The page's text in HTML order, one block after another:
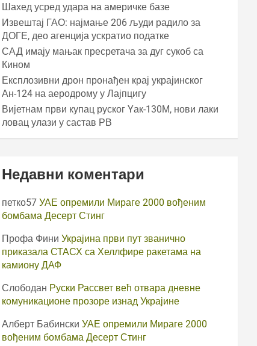
Шахед усред удара на америчке базе
Извештај ГАО: најмање 206 људи радило за
ДОГЕ, део агенција ускратио податке
САД имају мањак пресретача за дуг сукоб са
Кином
Експлозивни дрон пронађен крај украјинског
Ан-124 на аеродрому у Лајпцигу
Вијетнам први купац руског Yак-130М, нови лаки
ловац улази у састав РВ
Недавни коментари
петко57 УАЕ опремили Мираге 2000 вођеним
бомбама Десерт Стинг
Профа Фини Украјина први пут званично
приказала СТАСХ са Хеллфире ракетама на
камиону ДАФ
Слободан Руски Рассвет већ отвара дневне
комуникационе прозоре изнад Украјине
Алберт Бабински УАЕ опремили Мираге 2000
вођеним бомбама Десерт Стинг